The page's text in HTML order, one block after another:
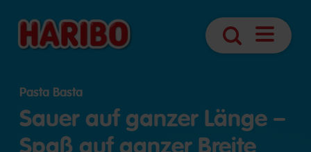
Suche
Pasta Basta
Sauer auf ganzer Länge –